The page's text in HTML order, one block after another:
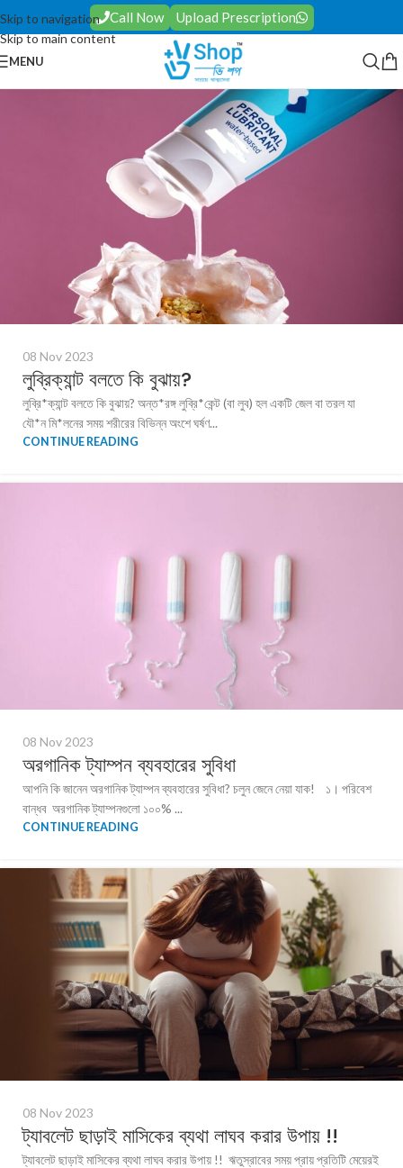
Skip to navigation
Skip to main content
Call Now Upload Prescription
MENU
08 Nov 2023
লুব্রিক্যান্ট বলতে কি বুঝায়?
লুব্রি*ক্যান্ট বলতে কি বুঝায়? অন্ত*রঙ্গ লুব্রি*কেন্ট (বা লুব) হল একটি জেল বা তরল যা
যৌ*ন মি*লনের সময় শরীরের বিভিন্ন অংশে ঘর্ষণ...
CONTINUE READING
08 Nov 2023
অরগানিক ট্যাম্পন ব্যবহারের সুবিধা
আপনি কি জানেন অরগানিক ট্যাম্পন ব্যবহারের সুবিধা? চলুন জেনে নেয়া যাক! ১। পরিবেশ
বান্ধব অরগানিক ট্যাম্পনগুলো ১০০% ...
CONTINUE READING
08 Nov 2023
ট্যাবলেট ছাড়াই মাসিকের ব্যথা লাঘব করার উপায় !!
ট্যাবলেট ছাড়াই মাসিকের ব্যথা লাঘব করার উপায় !! ঋতুস্রাবের সময় প্রায় প্রতিটি মেয়েরই